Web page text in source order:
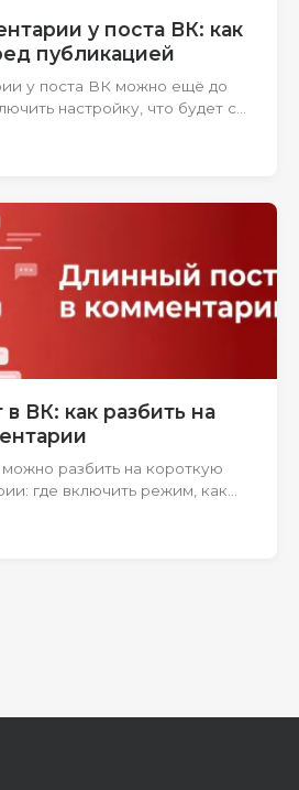
у поста ВК: как
публикацией
у поста ВК можно ещё до
настройку, что будет с
ВК: как разбить на
разбить на короткую
где включить режим, как